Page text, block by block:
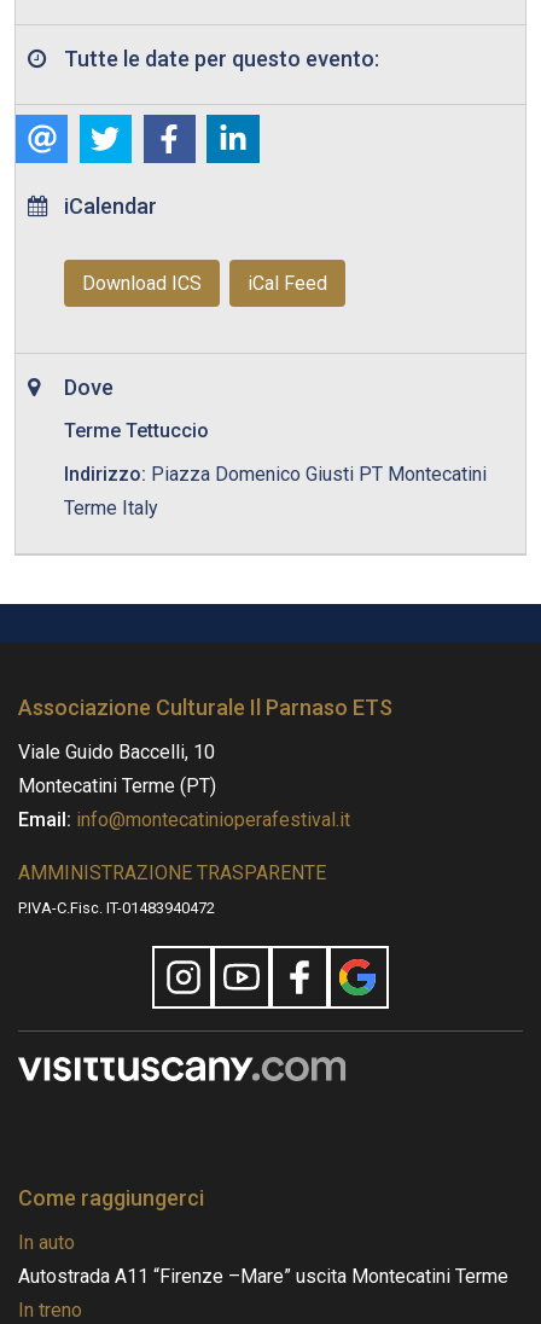
Tutte le date per questo evento:
iCalendar
Download ICS iCal Feed
Dove
Terme Tettuccio
Indirizzo: Piazza Domenico Giusti PT Montecatini
Terme Italy
Associazione Culturale Il Parnaso ETS
Viale Guido Baccelli, 10
Montecatini Terme (PT)
Email: info@montecatinioperafestival.it
AMMINISTRAZIONE TRASPARENTE
P.IVA-C.Fisc. IT-01483940472
Come raggiungerci
In auto
Autostrada A11 “Firenze –Mare” uscita Montecatini Terme
In treno